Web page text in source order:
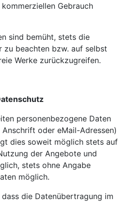
Gebrauch
sind bemüht, stets die
zu beachten bzw. auf selbst
Werke zurückzugreifen.
personenbezogene Daten
oder eMail-Adressen)
dies soweit möglich stets auf
der Angebote und
stets ohne Angabe
möglich.
die Datenübertragung im